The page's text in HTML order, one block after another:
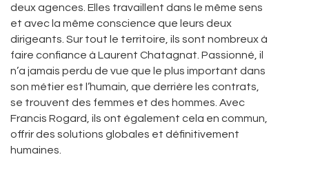
deux agences. Elles travaillent dans le même sens
et avec la même conscience que leurs deux
dirigeants. Sur tout le territoire, ils sont nombreux à
faire confiance à Laurent Chatagnat. Passionné, il
n’a jamais perdu de vue que le plus important dans
son métier est l’humain, que derrière les contrats,
se trouvent des femmes et des hommes. Avec
Francis Rogard, ils ont également cela en commun,
offrir des solutions globales et définitivement
humaines.